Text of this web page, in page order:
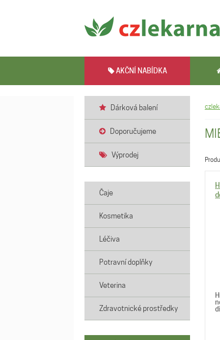
AKČNÍ NABÍDKA
Dárková balení
Doporučujeme
Výprodej
Čaje
Kosmetika
Léčiva
Potravní doplňky
Veterina
Zdravotnické prostředky